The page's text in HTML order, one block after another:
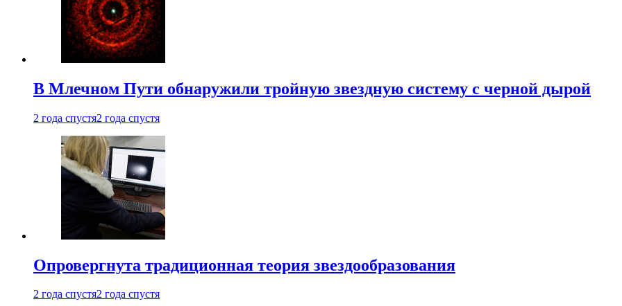
В Млечном Пути обнаружили тройную звездную систему с черной дырой
2 года спустя2 года спустя
Опровергнута традиционная теория звездообразования
2 года спустя2 года спустя